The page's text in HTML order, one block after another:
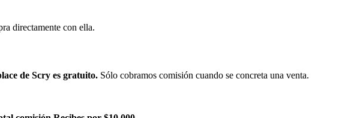
directamente con ella.
de Scry es gratuito. Sólo cobramos comisión cuando se concreta una venta.